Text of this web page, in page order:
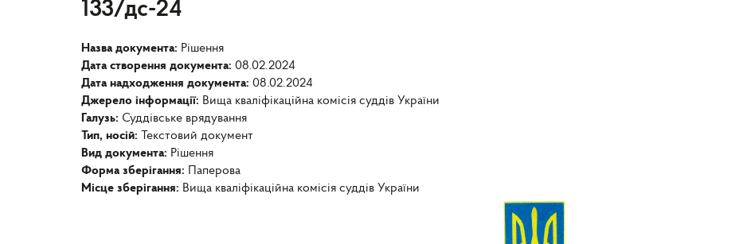
133/дс-24
Назва документа: Рішення
Дата створення документа: 08.02.2024
Дата надходження документа: 08.02.2024
Джерело інформації: Вища кваліфікаційна комісія суддів України
Галузь: Суддівське врядування
Тип, носій:
Текстовий документ
Вид документа: Рішення
Форма зберігання:
Паперова
Місце зберігання: Вища кваліфікаційна комісія суддів України